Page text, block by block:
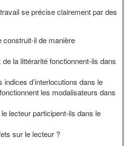
se précise clairement par des
il de manière
la littérarité fonctionnent-ils dans
indices d’interlocutions dans le
les modalisateurs dans
lecteur participent-ils dans le
sur le lecteur ?